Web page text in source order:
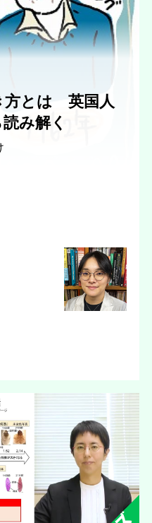
方とは 英国人
み解く